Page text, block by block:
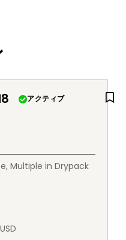
アクティブ
Multiple in Drypack